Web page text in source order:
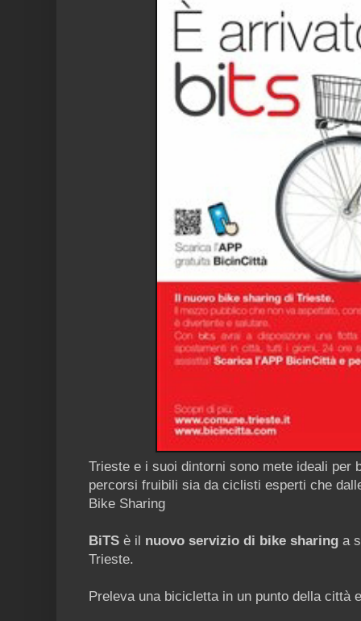
Trieste e i suoi dintorni sono mete ideali per
percorsi fruibili sia da ciclisti esperti che
Bike Sharing
BiTS è il nuovo servizio di bike sharing a
Trieste.
Preleva una bicicletta in un punto della città